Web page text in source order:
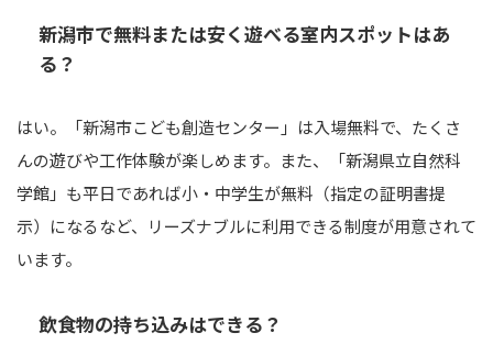
新潟市で無料または安く遊べる室内スポットはあ
る？
はい。「新潟市こども創造センター」は入場無料で、たくさ
んの遊びや工作体験が楽しめます。また、「新潟県立自然科
学館」も平日であれば小・中学生が無料（指定の証明書提
示）になるなど、リーズナブルに利用できる制度が用意されて
います。
飲食物の持ち込みはできる？